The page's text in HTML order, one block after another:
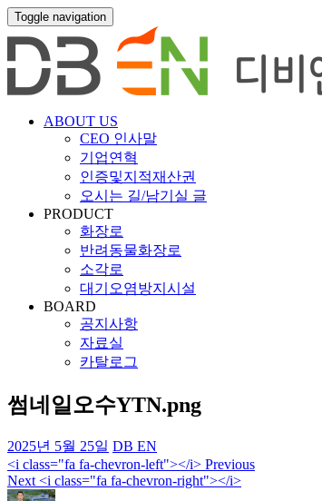
Toggle navigation
ABOUT US
CEO 인사말
기업연혁
인증및지적재산권
오시는 길/남기실 글
PRODUCT
화장로
반려동물화장로
소각로
대기오염방지시설
BOARD
공지사항
자료실
카탈로그
썸네일오수YTN.png
2025년 5월 25일 DB EN
<i class="fa fa-chevron-left"></i> Previous
Next <i class="fa fa-chevron-right"></i>